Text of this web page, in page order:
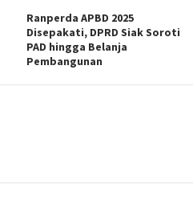
Ranperda APBD 2025
Disepakati, DPRD Siak Soroti
PAD hingga Belanja
Pembangunan